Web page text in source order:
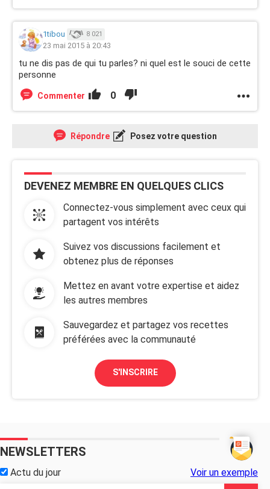
1tibou 8 021
23 mai 2015 à 20:43
tu ne dis pas de qui tu parles? ni quel est le souci de cette
personne
Commenter 0
Répondre Posez votre question
DEVENEZ MEMBRE EN QUELQUES CLICS
Connectez-vous simplement avec ceux qui
partagent vos intérêts
Suivez vos discussions facilement et
obtenez plus de réponses
Mettez en avant votre expertise et aidez
les autres membres
Sauvegardez et partagez vos recettes
préférées avec la communauté
S'INSCRIRE
NEWSLETTERS
Actu du jour Voir un exemple